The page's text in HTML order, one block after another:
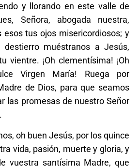
y llorando en este valle de
Señora, abogada nuestra,
esos tus ojos misericordiosos; y
muéstranos a Jesús,
vientre. ¡Oh clementísima! ¡Oh
Virgen María! Ruega por
de Dios, para que seamos
las promesas de nuestro Señor
oh buen Jesús, por los quince
vida, pasión, muerte y gloria, y
vuestra santísima Madre, que